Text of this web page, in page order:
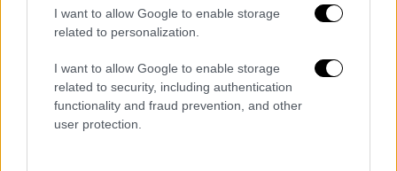
I want to allow Google to enable storage
related to personalization.
I want to allow Google to enable storage
related to security, including authentication
functionality and fraud prevention, and other
user protection.
θεατρικές παραστάσεις και εκδηλώσεις
τοπικών φορέων, υπό την καλλιτεχνική